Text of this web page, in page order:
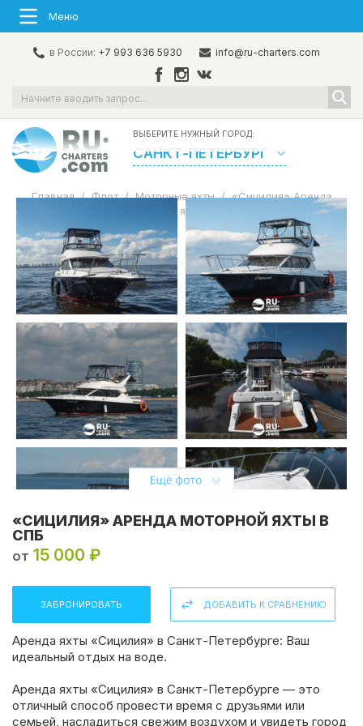
Меню
в России: +7 993 636 5930 info@ru-charters.com
ВЫБЕРИТЕ НУЖНЫЙ ГОРОД:
САНКТ-ПЕТЕРБУРГ
Главная / Флот / Моторные яхты / «Сицилия» Аренда
моторной яхты в СПб
«СИЦИЛИЯ» АРЕНДА МОТОРНОЙ ЯХТЫ В
СПБ
от 15 000 ₽
ЗАБРОНИРОВАТЬ ДОБАВИТЬ К СРАВНЕНИЮ
Аренда яхты «Сицилия» в Санкт-Петербурге: Ваш
идеальный отдых на воде.
Аренда яхты «Сицилия» в Санкт-Петербурге — это
отличный способ провести время с друзьями или
семьей, насладиться свежим воздухом и увидеть город